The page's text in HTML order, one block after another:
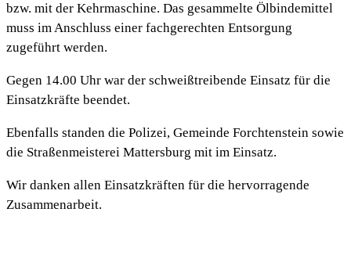
bzw. mit der Kehrmaschine. Das gesammelte Ölbindemittel
muss im Anschluss einer fachgerechten Entsorgung
zugeführt werden.
Gegen 14.00 Uhr war der schweißtreibende Einsatz für die
Einsatzkräfte beendet.
Ebenfalls standen die Polizei, Gemeinde Forchtenstein sowie
die Straßenmeisterei Mattersburg mit im Einsatz.
Wir danken allen Einsatzkräften für die hervorragende
Zusammenarbeit.